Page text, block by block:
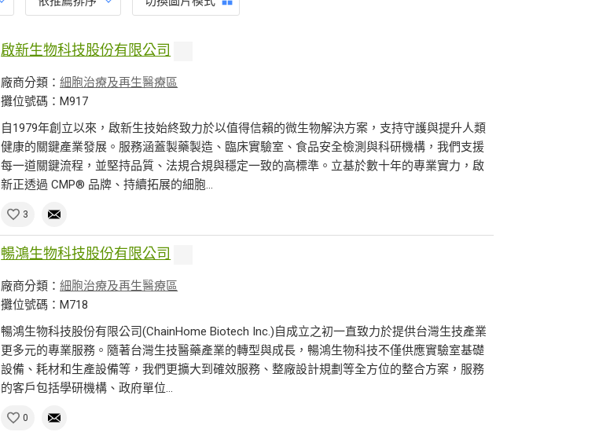
啟新生物科技股份有限公司
廠商分類：細胞治療及再生醫療區
攤位號碼：M917
自1979年創立以來，啟新生技始終致力於以值得信賴的微生物解決方案，支持守護與提升人類
健康的關鍵產業發展。服務涵蓋製藥製造、臨床實驗室、食品安全檢測與科研機構，我們支援
每一道關鍵流程，並堅持品質、法規合規與穩定一致的高標準。立基於數十年的專業實力，啟
新正透過 CMP® 品牌、持續拓展的細胞...
3
暢鴻生物科技股份有限公司
廠商分類：細胞治療及再生醫療區
攤位號碼：M718
暢鴻生物科技股份有限公司(ChainHome Biotech Inc.)自成立之初一直致力於提供台灣生技產業
更多元的專業服務。隨著台灣生技醫藥產業的轉型與成長，暢鴻生物科技不僅供應實驗室基礎
設備、耗材和生產設備等，我們更擴大到確效服務、整廠設計規劃等全方位的整合方案，服務
的客戶包括學研機構、政府單位...
0